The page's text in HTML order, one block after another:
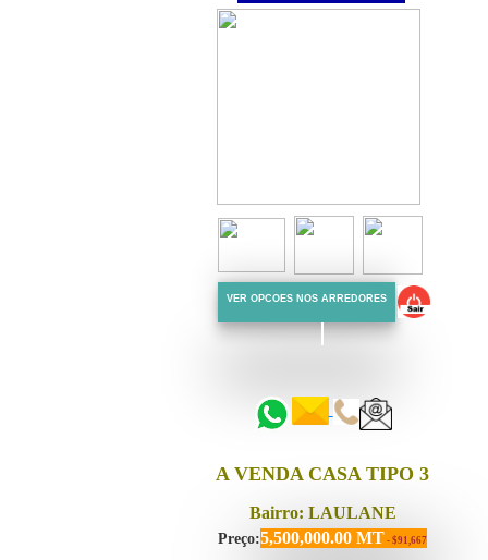
VER OPCOES NOS ARREDORES
A VENDA CASA TIPO 3
Bairro: LAULANE
Preço:5,500,000.00 MT - $91,667